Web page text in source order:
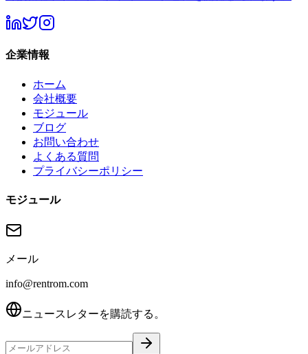
企業情報
ホーム
会社概要
モジュール
ブログ
お問い合わせ
よくある質問
プライバシーポリシー
モジュール
メール
info@rentrom.com
ニュースレターを購読する。